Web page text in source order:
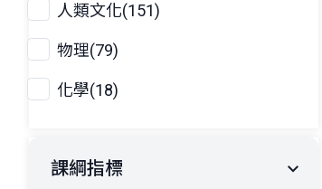
人類文化(151)
物理(79)
化學(18)
課綱指標